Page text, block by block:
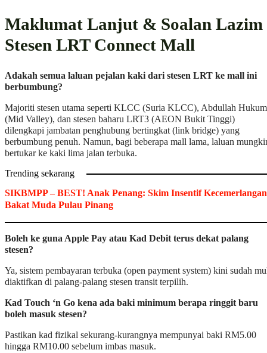
Maklumat Lanjut & Soalan Lazim
Stesen LRT Connect Mall
Adakah semua laluan pejalan kaki dari stesen LRT ke mall ini
berbumbung?
Majoriti stesen utama seperti KLCC (Suria KLCC), Abdullah Hukum
(Mid Valley), dan stesen baharu LRT3 (AEON Bukit Tinggi)
dilengkapi jambatan penghubung bertingkat (link bridge) yang
berbumbung penuh. Namun, bagi beberapa mall lama, laluan
bertukar ke kaki lima jalan terbuka.
Trending sekarang
SIKBMPP – BEST! Anak Penang: Skim Insentif Kecemerlangan
Bakat Muda Pulau Pinang
Boleh ke guna Apple Pay atau Kad Debit terus dekat palang
stesen?
Ya, sistem pembayaran terbuka (open payment system) kini sudah
diaktifkan di palang-palang stesen transit terpilih.
Kad Touch ‘n Go kena ada baki minimum berapa ringgit baru
boleh masuk stesen?
Pastikan kad fizikal sekurang-kurangnya mempunyai baki RM5.00
hingga RM10.00 sebelum imbas masuk.